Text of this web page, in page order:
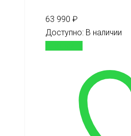
63 990 ₽
Доступно: В наличии